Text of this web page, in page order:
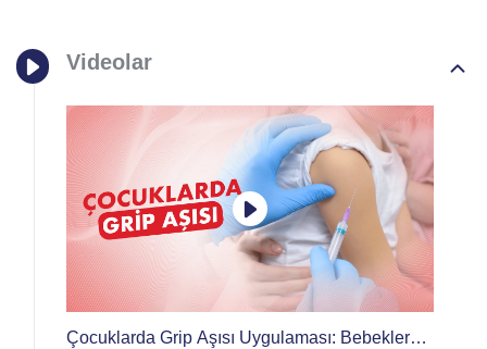
Videolar
Çocuklarda Grip Aşısı Uygulaması: Bebeklere